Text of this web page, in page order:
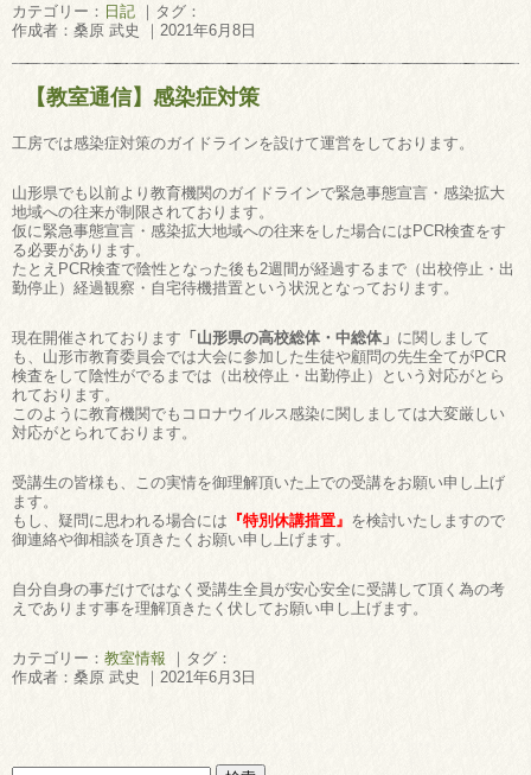
カテゴリー： 日記 ｜タグ：
作成者：桑原 武史 ｜2021年6月8日
【教室通信】感染症対策
工房では感染症対策のガイドラインを設けて運営をしております。
山形県でも以前より教育機関のガイドラインで緊急事態宣言・感染拡大
地域への往来が制限されております。
仮に緊急事態宣言・感染拡大地域への往来をした場合にはPCR検査をす
る必要があります。
たとえPCR検査で陰性となった後も2週間が経過するまで（出校停止・出
勤停止）経過観察・自宅待機措置という状況となっております。
現在開催されております 「山形県の高校総体・中総体」 に関しまして
も、山形市教育委員会では大会に参加した生徒や顧問の先生全てがPCR
検査をして陰性がでるまでは（出校停止・出勤停止）という対応がとら
れております。
このように教育機関でもコロナウイルス感染に関しましては大変厳しい
対応がとられております。
受講生の皆様も、この実情を御理解頂いた上での受講をお願い申し上げ
ます。
もし、疑問に思われる場合には 『特別休講措置』 を検討いたしますので
御連絡や御相談を頂きたくお願い申し上げます。
自分自身の事だけではなく受講生全員が安心安全に受講して頂く為の考
えであります事を理解頂きたく伏してお願い申し上げます。
カテゴリー： 教室情報 ｜タグ：
作成者：桑原 武史 ｜2021年6月3日